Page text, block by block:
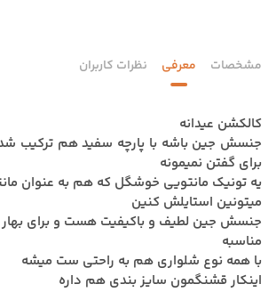
مشخصات معرفی نظرات کاربران
کالکشن عیدانه
جنسش جین باشه با پارچه سفید هم ترکیب
برای گفتن نمیمونه
یه تونیک مانتویی خوشگل که هم به عنوان
میتونین استایلش کنین
جنسش جین لطیف و باکیفیت هست و برای بهار
مناسبه
با همه نوع شلواری هم به راحتی ست میشه
اینکار قشنگمون سایز بندی هم داره